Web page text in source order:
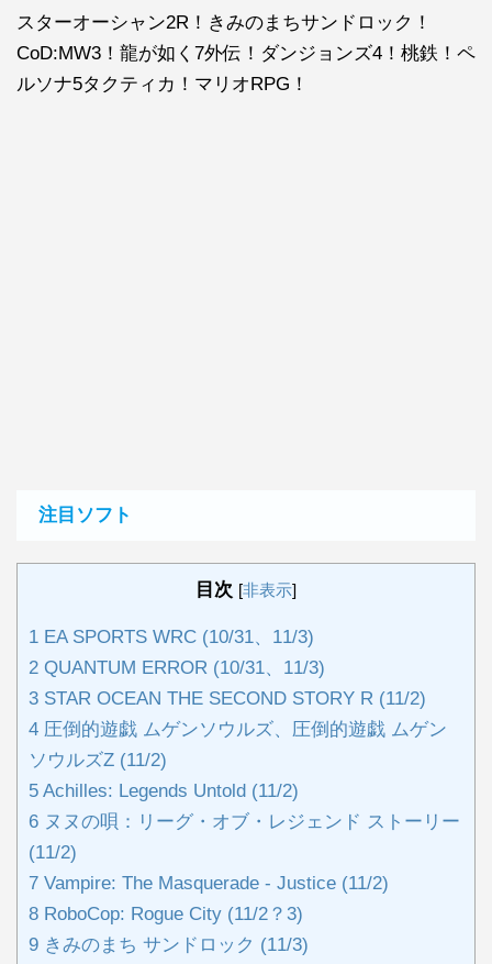
スターオーシャン2R！きみのまちサンドロック！
CoD:MW3！龍が如く7外伝！ダンジョンズ4！桃鉄！ペ
ルソナ5タクティカ！マリオRPG！
注目ソフト
目次 [非表示]
1 EA SPORTS WRC (10/31、11/3)
2 QUANTUM ERROR (10/31、11/3)
3 STAR OCEAN THE SECOND STORY R (11/2)
4 圧倒的遊戯 ムゲンソウルズ、圧倒的遊戯 ムゲン
ソウルズZ (11/2)
5 Achilles: Legends Untold (11/2)
6 ヌヌの唄：リーグ・オブ・レジェンド ストーリー
(11/2)
7 Vampire: The Masquerade - Justice (11/2)
8 RoboCop: Rogue City (11/2？3)
9 きみのまち サンドロック (11/3)